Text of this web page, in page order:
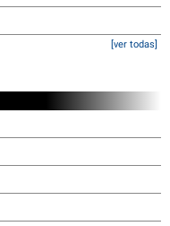
[ver todas]